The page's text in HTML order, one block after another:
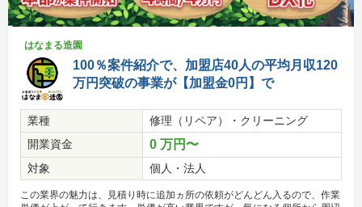
はなまる造園
100％案件紹介で、加盟店40人の平均月収120
万円突破の事業が【加盟金0円】で
業種
修理（リペア）・クリーニング
開業資金
0 万円〜
対象 個人・法人
この業界の魅力は、見積り時に追加ヵ所の依頼がどんどん入るので、作業